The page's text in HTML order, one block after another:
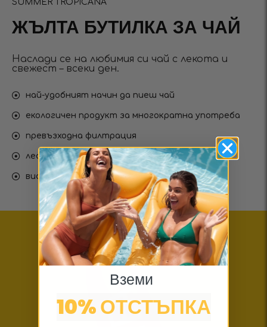
SUMMER TROPICANA
ЖЪЛТА БУТИЛКА ЗА ЧАЙ
Наслади се на любимия си чай с лекота и
свежест – всеки ден.
най-удобният начин да пиеш чай
екологичен продукт за многократна употреба
превъзходна филтрация
лесна за употреба
висококачествени материали
Вземи
10% ОТСТЪПКА